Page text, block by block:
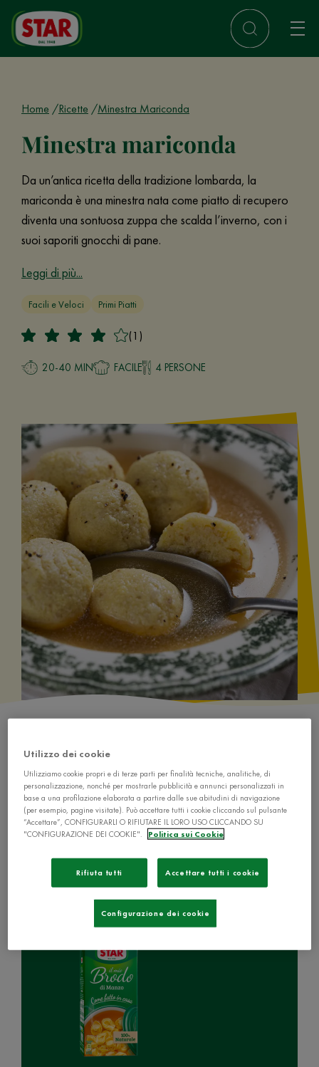
Home Ricette Minestra Mariconda
Minestra mariconda
Da un’antica ricetta della tradizione lombarda, la
mariconda è una minestra nata come piatto di recupero
diventa una sontuosa zuppa che scalda l’inverno, con i
suoi saporiti gnocchi di pane.
Leggi di più...
Facili e Veloci Primi Piatti
(1)
20-40 MIN FACILE 4 PERSONE
Ingredienti
1 lt e ½ de Il Mio Brodo Star - Carne di
Utilizzo dei cookie
Utilizziamo cookie propri e di terze parti per finalità tecniche, analitiche, di
personalizzazione, nonché per mostrarle pubblicità e annunci personalizzati in
base a una profilazione elaborata a partire dalle sue abitudini di navigazione
(per esempio, pagine visitate). Può accettare tutti i cookie cliccando sul pulsante
“Accettare”, CONFIGURARLI O RIFIUTARE IL LORO USO CLICCANDO SU
"CONFIGURAZIONE DEI COOKIE".
Politica sui Cookie
Rifiuta tutti Accettare tutti i cookie
Configurazione dei cookie